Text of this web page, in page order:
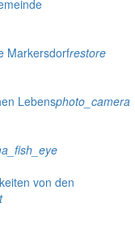
Markersdorfrestore
Lebensphoto_camera
von den